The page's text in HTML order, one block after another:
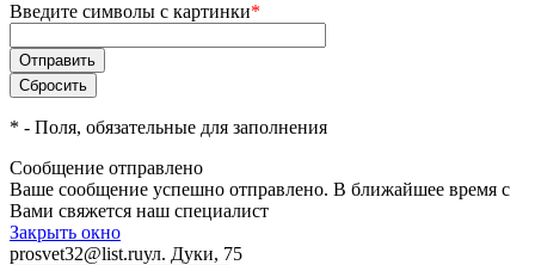
Введите символы с картинки*
* - Поля, обязательные для заполнения
Сообщение отправлено
Ваше сообщение успешно отправлено. В ближайшее время с
Вами свяжется наш специалист
Закрыть окно
prosvet32@list.ruул. Дуки, 75